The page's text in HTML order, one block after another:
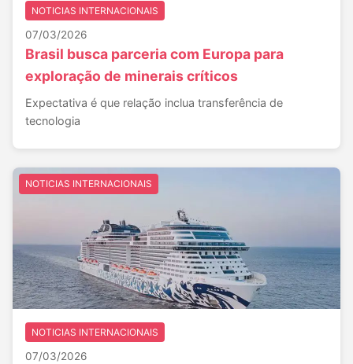
NOTICIAS INTERNACIONAIS
07/03/2026
Brasil busca parceria com Europa para
exploração de minerais críticos
Expectativa é que relação inclua transferência de
tecnologia
NOTICIAS INTERNACIONAIS
NOTICIAS INTERNACIONAIS
07/03/2026